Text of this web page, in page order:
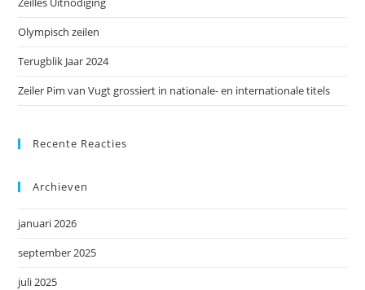
Olympisch zeilen
Terugblik Jaar 2024
Zeiler Pim van Vugt grossiert in nationale- en internationale titels
Recente Reacties
Archieven
januari 2026
september 2025
juli 2025